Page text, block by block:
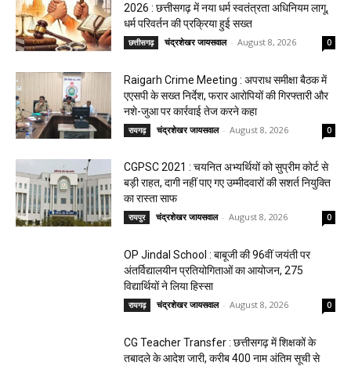
2026 : छत्तीसगढ़ में नया धर्म स्वतंत्रता अधिनियम लागू,
धर्म परिवर्तन की प्रक्रिया हुई सख्त
छत्तीसगढ़ चंद्रशेखर जायसवाल - August 8, 2026 0
Raigarh Crime Meeting : अपराध समीक्षा बैठक में
एएसपी के सख्त निर्देश, फरार आरोपियों की गिरफ्तारी और
नशे-जुआ पर कार्रवाई तेज करने कहा
रायगढ़ चंद्रशेखर जायसवाल - August 8, 2026 0
CGPSC 2021 : चयनित अभ्यर्थियों को सुप्रीम कोर्ट से
बड़ी राहत, दागी नहीं पाए गए उम्मीदवारों की सशर्त नियुक्ति
का रास्ता साफ
रायपुर चंद्रशेखर जायसवाल - August 8, 2026 0
OP Jindal School : बाबूजी की 96वीं जयंती पर
अंतर्विद्यालयीन प्रतियोगिताओं का आयोजन, 275
विद्यार्थियों ने लिया हिस्सा
रायगढ़ चंद्रशेखर जायसवाल - August 8, 2026 0
CG Teacher Transfer : छत्तीसगढ़ में शिक्षकों के
तबादले के आदेश जारी, करीब 400 नाम अंतिम सूची से